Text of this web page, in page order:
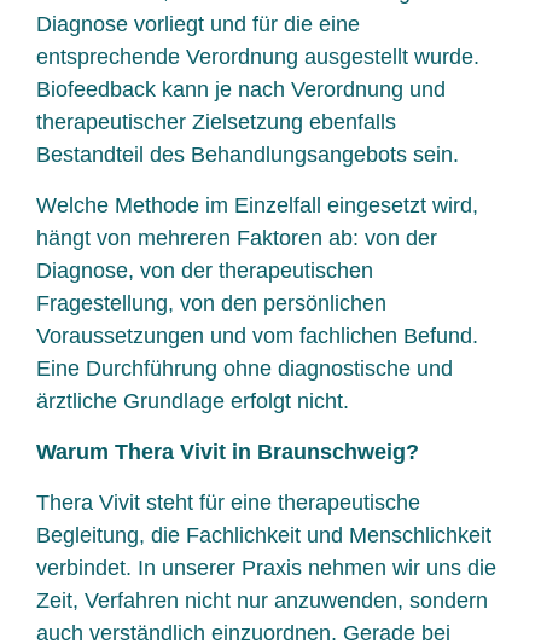
Diagnose vorliegt und für die eine
entsprechende Verordnung ausgestellt wurde.
Biofeedback kann je nach Verordnung und
therapeutischer Zielsetzung ebenfalls
Bestandteil des Behandlungsangebots sein.
Welche Methode im Einzelfall eingesetzt wird,
hängt von mehreren Faktoren ab: von der
Diagnose, von der therapeutischen
Fragestellung, von den persönlichen
Voraussetzungen und vom fachlichen Befund.
Eine Durchführung ohne diagnostische und
ärztliche Grundlage erfolgt nicht.
Warum Thera Vivit in Braunschweig?
Thera Vivit steht für eine therapeutische
Begleitung, die Fachlichkeit und Menschlichkeit
verbindet. In unserer Praxis nehmen wir uns die
Zeit, Verfahren nicht nur anzuwenden, sondern
auch verständlich einzuordnen. Gerade bei